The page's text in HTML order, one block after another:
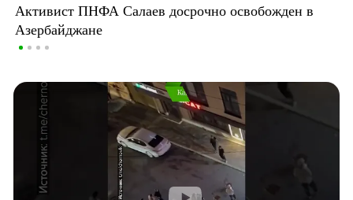
Активист ПНФА Салаев досрочно освобожден в
Азербайджане